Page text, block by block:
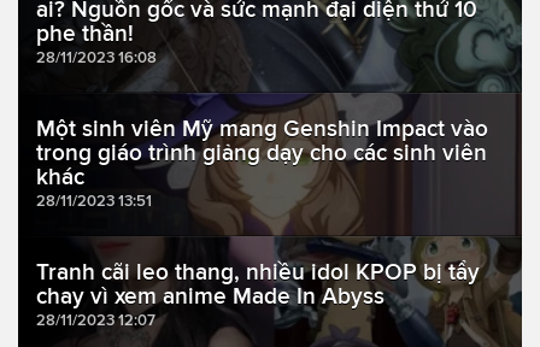
ai? Nguồn gốc và sức mạnh đại diện thứ 10
phe thần!
28/11/2023 16:08
Một sinh viên Mỹ mang Genshin Impact vào
trong giáo trình giảng dạy cho các sinh viên
khác
28/11/2023 13:51
Tranh cãi leo thang, nhiều idol KPOP bị tẩy
chay vì xem anime Made In Abyss
28/11/2023 12:07